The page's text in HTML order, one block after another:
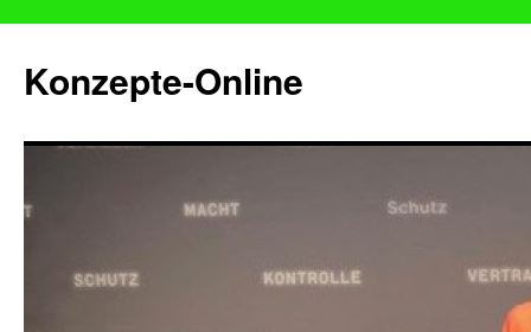
Konzepte-Online